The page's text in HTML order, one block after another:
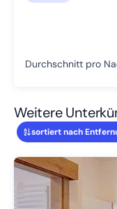
Durchschnitt pro
Weitere
sortiert nach